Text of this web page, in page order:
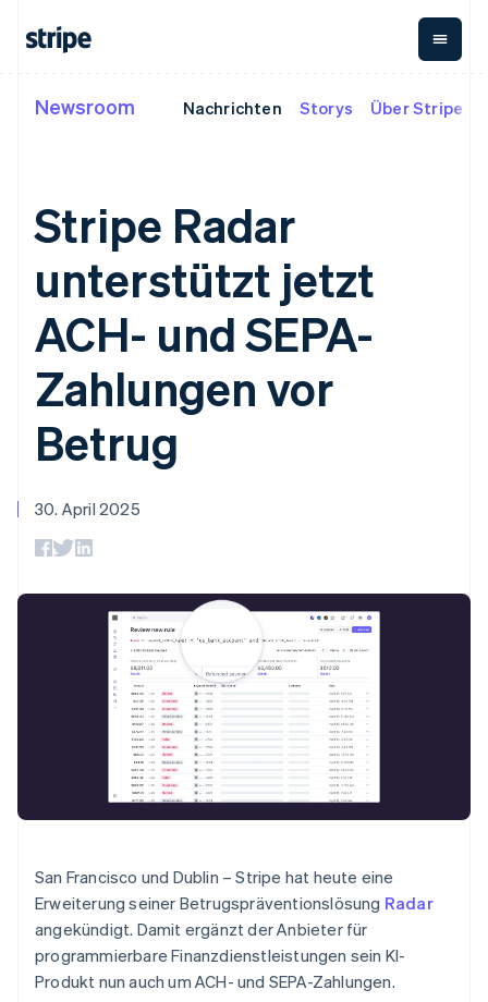
Payments
Managed Payments
Lösung für
eingetragene
Händler/innen
Payment links
Zahlungen
Checkout
Vorgefertigte
Zahlungs-UIs
Elements
Flexible UI-
Komponenten
Zahlungsmethoden
Zugriff auf mehr als
Terminal
Authorization
Optimierung der
Autorisierungsraten
Beschleunigter
Bezahlvorgang
Connections
Verbundene
Finanzdaten
Umsatz
Metronome
Nutzungsbasierte
Abrechnung
Abonnements
Abonnementverwaltung
Invoicing
Einmalig oder wiederkehrend
Tax
Optimierung
Revenue Recognition
Mehr
Product roadmap
Ausblick
Radar
Betrugsprävention
Nach Phase
Nach Use Case
Agentenbasierter
Handel
Crypto
Embedded Finance
Finanzautomatisierung
Globale Unternehmen
In-App-Zahlungen
Nach Branche
KI-Unternehmen
Creator Economy
Gaming
Bewirtung, Reisen und
Freizeit
Versicherungen
Medien und
Fachdienstleistungen
Öffentlicher Sektor
Einzelhandel
Ecosystem
Dokumentation
Stripe Apps
Leitfäden
Grundlagen: Online-
So integrieren Sie einen
Bezahlvorgang
So bauen Sie eine
nutzungsbasierte
Stablecoin-gestützte
Karten ausgeben: So
geht´s
Bereitstellung und
Verwaltung von
Diensten mit Agenten
App-Integrationen
Code-Beispiele
Entwickler-Blog
API-Status
Wissenswertes
Support
Support anfordern
Verwaltete Support-
Fachdienstleistungen
Unternehmen
Stripe Press
Kontakt
Sales-Team
kontaktieren
Partner werden
Newsroom Nachrichten Storys Über Stripe
Stripe Radar
unterstützt jetzt
ACH- und SEPA-
Zahlungen vor
Betrug
30. April 2025
San Francisco und Dublin – Stripe hat heute eine
Erweiterung seiner Betrugspräventionslösung Radar
angekündigt. Damit ergänzt der Anbieter für
programmierbare Finanzdienstleistungen sein KI-
Produkt nun auch um ACH- und SEPA-Zahlungen.
Finnland
FrançaisEnglish
Indien
Irland
English
Italien
ItalianoEnglish
日本語English
Kanada
English
Kroatien
Italiano
English
Liechtenstein
Deutsch
Luxemburg
Français DeutschEnglish
Malaysia
简体中文
English
Neuseeland
Nederlands English
Norwegen
English
Österreich
DeutschEnglish
Polen